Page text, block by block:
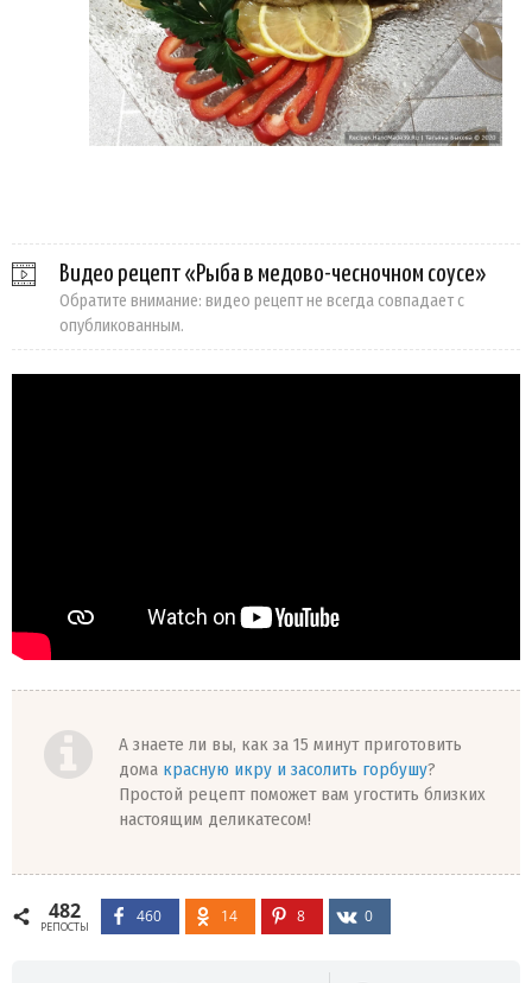
Видео рецепт «Рыба в медово-чесночном соусе»
Обратите внимание: видео рецепт не всегда совпадает с
опубликованным.
А знаете ли вы, как за 15 минут приготовить
дома красную икру и засолить горбушу?
Простой рецепт поможет вам угостить близких
настоящим деликатесом!
482
РЕПОСТЫ
460 14 8 0